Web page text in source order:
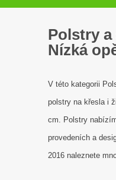
Polstry a
Nízká
V této kategorii
polstry na křesla i
cm. Polstry
provedeních a
2016 naleznete